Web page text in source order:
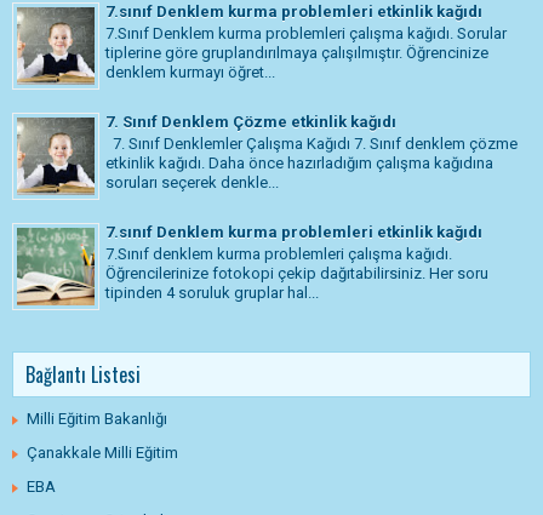
7.sınıf Denklem kurma problemleri etkinlik kağıdı
7.Sınıf Denklem kurma problemleri çalışma kağıdı. Sorular
tiplerine göre gruplandırılmaya çalışılmıştır. Öğrencinize
denklem kurmayı öğret...
7. Sınıf Denklem Çözme etkinlik kağıdı
7. Sınıf Denklemler Çalışma Kağıdı 7. Sınıf denklem çözme
etkinlik kağıdı. Daha önce hazırladığım çalışma kağıdına
soruları seçerek denkle...
7.sınıf Denklem kurma problemleri etkinlik kağıdı
7.Sınıf denklem kurma problemleri çalışma kağıdı.
Öğrencilerinize fotokopi çekip dağıtabilirsiniz. Her soru
tipinden 4 soruluk gruplar hal...
Bağlantı Listesi
Milli Eğitim Bakanlığı
Çanakkale Milli Eğitim
EBA